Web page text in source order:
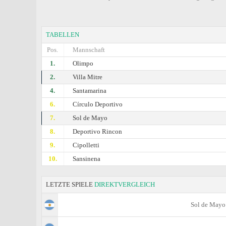
TABELLEN
Pos.
Mannschaft
1.
Olimpo
2.
Villa Mitre
4.
Santamarina
6.
Círculo Deportivo
7.
Sol de Mayo
8.
Deportivo Rincon
9.
Cipolletti
10.
Sansinena
LETZTE SPIELE DIREKTVERGLEICH
Sol de Mayo